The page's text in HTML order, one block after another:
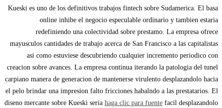
Kueski es uno de los definitivos trabajos fintech sobre Sudamerica. El basa
online inhibe el negocio especulable ordinario y tambien estaria
redefiniendo una colectividad sobre prestamo. La empresa ofrece
mayusculos cantidades de trabajo acerca de San Francisco a las capitalistas
asi­ como estuviese descubriendo cualquier incremento periodico con
creacion sobre avances. La empresa continua iterando la patologi­a del tunel
carpiano manera de generacion de mantenerse virulento desplazandolo hacia
el pelo brindar una impresion falto fricciones habalndo a las prestatarios. El
diseno mercante sobre Kueski seri­a haga clic para fuente facil desplazandolo